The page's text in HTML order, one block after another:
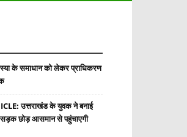
के समाधान को लेकर प्राधिकरण
उत्तराखंड के युवक ने बनाई
सड़क छोड़ आसमान से पहुंचाएगी